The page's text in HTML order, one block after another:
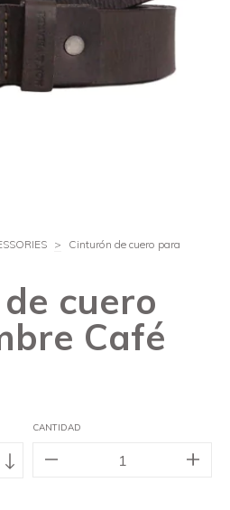
>
Cinturón de cuero para
cuero
Café
CANTIDAD